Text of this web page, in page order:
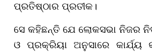
ପ୍ରତିଷ୍ଠାର ପ୍ରତୀକ।
ସେ କହିଛନ୍ତି ଯେ ଲୋକସଭା ନିଜର
ଓ ପ୍ରକ୍ରିୟା ଅନୁସାରେ କାର୍ଯ୍ୟ